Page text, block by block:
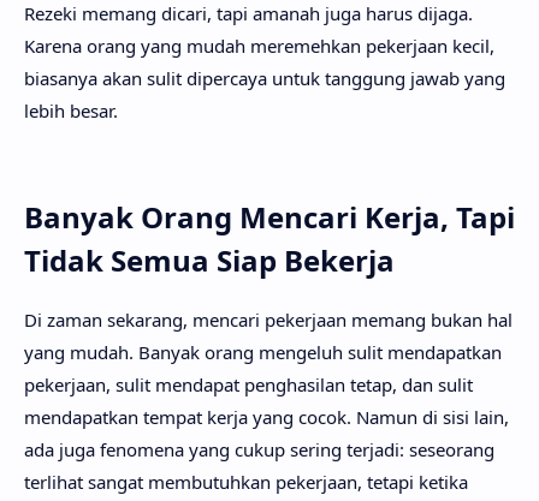
Rezeki memang dicari, tapi amanah juga harus dijaga.
Karena orang yang mudah meremehkan pekerjaan kecil,
biasanya akan sulit dipercaya untuk tanggung jawab yang
lebih besar.
Banyak Orang Mencari Kerja, Tapi
Tidak Semua Siap Bekerja
Di zaman sekarang, mencari pekerjaan memang bukan hal
yang mudah. Banyak orang mengeluh sulit mendapatkan
pekerjaan, sulit mendapat penghasilan tetap, dan sulit
mendapatkan tempat kerja yang cocok. Namun di sisi lain,
ada juga fenomena yang cukup sering terjadi: seseorang
terlihat sangat membutuhkan pekerjaan, tetapi ketika